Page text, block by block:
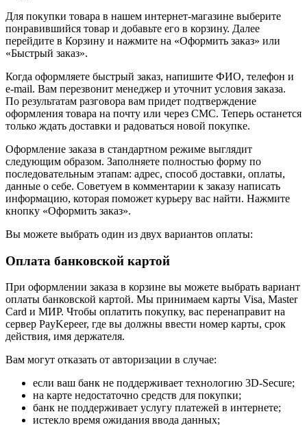
Для покупки товара в нашем интернет-магазине выберите
понравившийся товар и добавьте его в корзину. Далее
перейдите в Корзину и нажмите на «Оформить заказ» или
«Быстрый заказ».
Когда оформляете быстрый заказ, напишите ФИО, телефон и
e-mail. Вам перезвонит менеджер и уточнит условия заказа.
По результатам разговора вам придет подтверждение
оформления товара на почту или через СМС. Теперь останется
только ждать доставки и радоваться новой покупке.
Оформление заказа в стандартном режиме выглядит
следующим образом. Заполняете полностью форму по
последовательным этапам: адрес, способ доставки, оплаты,
данные о себе. Советуем в комментарии к заказу написать
информацию, которая поможет курьеру вас найти. Нажмите
кнопку «Оформить заказ».
Вы можете выбрать один из двух вариантов оплаты:
Оплата банковской картой
При оформлении заказа в корзине вы можете выбрать вариант
оплаты банковской картой. Мы принимаем карты Visa, Master
Card и МИР. Чтобы оплатить покупку, вас перенаправит на
сервер PayKepeer, где вы должны ввести номер карты, срок
действия, имя держателя.
Вам могут отказать от авторизации в случае:
если ваш банк не поддерживает технологию 3D-Secure;
на карте недостаточно средств для покупки;
банк не поддерживает услугу платежей в интернете;
истекло время ожидания ввода данных;